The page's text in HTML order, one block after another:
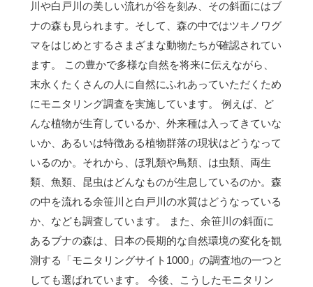
川や白戸川の美しい流れが谷を刻み、その斜面にはブ
ナの森も見られます。そして、森の中ではツキノワグ
マをはじめとするさまざまな動物たちが確認されてい
ます。 この豊かで多様な自然を将来に伝えながら、
末永くたくさんの人に自然にふれあっていただくため
にモニタリング調査を実施しています。 例えば、ど
んな植物が生育しているか、外来種は入ってきていな
いか、あるいは特徴ある植物群落の現状はどうなって
いるのか。それから、ほ乳類や鳥類、は虫類、両生
類、魚類、昆虫はどんなものが生息しているのか。森
の中を流れる余笹川と白戸川の水質はどうなっている
か、なども調査しています。 また、余笹川の斜面に
あるブナの森は、日本の長期的な自然環境の変化を観
測する「モニタリングサイト1000」の調査地の一つと
しても選ばれています。 今後、こうしたモニタリン